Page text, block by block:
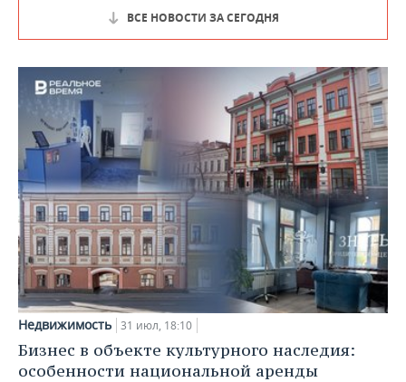
ВСЕ НОВОСТИ ЗА СЕГОДНЯ
Недвижимость 31 июл, 18:10
Бизнес в объекте культурного наследия:
особенности национальной аренды